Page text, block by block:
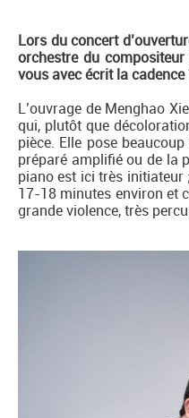
Lors du concert
orchestre du
vous avec écrit la cadence
L’ouvrage de Menghao
qui, plutôt que
pièce. Elle pose
préparé amplifié ou de la
piano est ici très initiateur
17-18 minutes environ et
grande violence, très